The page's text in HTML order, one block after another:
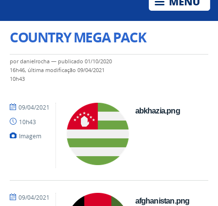
COUNTRY MEGA PACK
pordanielrocha — publicado 01/10/2020
16h46, última modificação 09/04/2021
10h43
abkhazia.png
por
publicado
09/04/2021
10h43
Imagem
afghanistan.png
por
publicado
09/04/2021